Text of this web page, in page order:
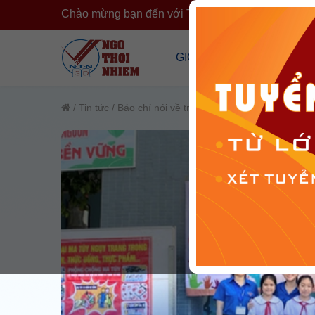
Chào mừng bạn đến với Trường Ngô Thời Nhiệm
GIỚI THIỆU
Tổng Quan Về Trường
Cơ Sở Vật Chất
Đội Ngũ Nhân Sự
Tổ Chức Đoàn Thể
CÔNG KHAI
Công Khai
Công Khai
Cải Cách
/ Tin tức / Báo chí nói về trường